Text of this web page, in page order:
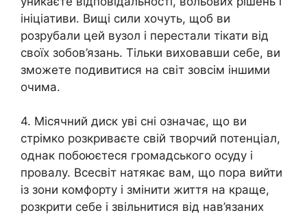
ініціативи. Вищі сили хочуть, щоб ви
розрубали цей вузол і перестали тікати від
своїх зобов’язань. Тільки виховавши себе, ви
зможете подивитися на світ зовсім іншими
очима.
4. Місячний диск уві сні означає, що ви
стрімко розкриваєте свій творчий потенціал,
однак побоюєтеся громадського осуду і
провалу. Всесвіт натякає вам, що пора вийти
із зони комфорту і змінити життя на краще,
розкрити себе і звільнитися від нав’язаних